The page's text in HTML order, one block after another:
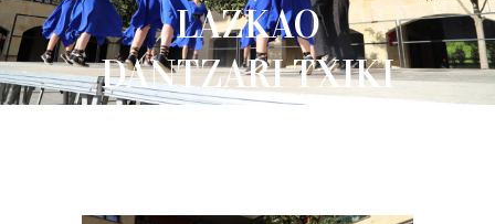
LAZKAO
DANTZARI TXIKI